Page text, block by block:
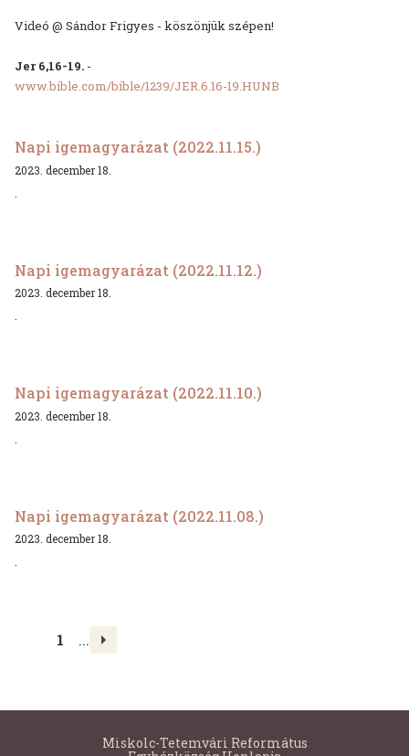
Videó @ Sándor Frigyes - köszönjük szépen!
Jer 6,16-19. -
www.bible.com/bible/1239/JER.6.16-19.HUNB
Napi igemagyarázat (2022.11.15.)
2023. december 18.
.
Napi igemagyarázat (2022.11.12.)
2023. december 18.
.
Napi igemagyarázat (2022.11.10.)
2023. december 18.
Napi igemagyarázat (2022.11.08.)
2023. december 18.
.
1 ...
Miskolc-Tetemvári Református